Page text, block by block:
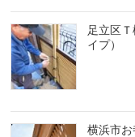
足立区
イプ）
横浜市